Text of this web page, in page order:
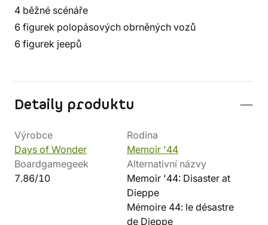
4 běžné scénáře
6 figurek polopásových obrněných vozů
6 figurek jeepů
Detaily produktu
Výrobce
Days of Wonder
Rodina
Memoir '44
Boardgamegeek
7.86/10
Alternativní názvy
Memoir '44: Disaster at
Dieppe
Mémoire 44: le désastre
de Dieppe